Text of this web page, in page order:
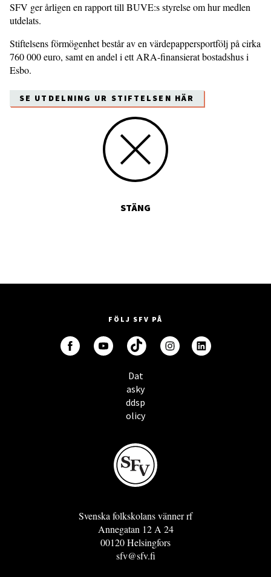
SFV ger årligen en rapport till BUVE:s styrelse om hur medlen
utdelats.
Stiftelsens förmögenhet består av en värdepappersportfölj på cirka
760 000 euro, samt en andel i ett ARA-finansierat bostadshus i
Esbo.
SE UTDELNING UR STIFTELSEN HÄR
STÄNG
FÖLJ SFV PÅ
Dat
asky
ddsp
olicy
Svenska folkskolans vänner rf
Annegatan 12 A 24
00120 Helsingfors
sfv@sfv.fi